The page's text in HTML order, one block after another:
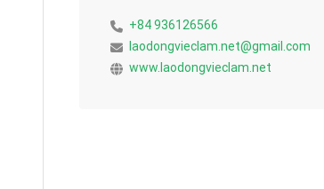
+84 936126566
laodongvieclam.net@gmail.com
www.laodongvieclam.net